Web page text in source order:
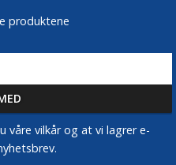
produktene
våre vilkår og at vi lagrer e-